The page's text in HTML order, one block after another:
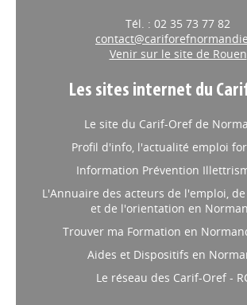
Tél. : 02 35 73 77 82
L'Annuaire des acteurs de l'emploi, de